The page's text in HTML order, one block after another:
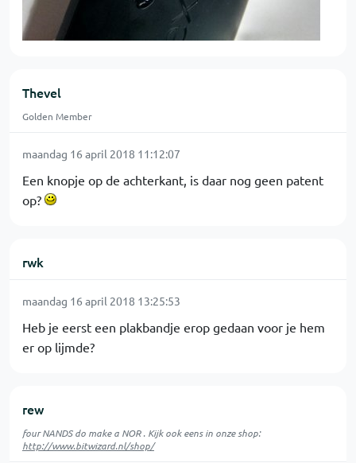
Thevel
Golden Member
maandag 16 april 2018 11:12:07
Een knopje op de achterkant, is daar nog geen patent
op?
rwk
maandag 16 april 2018 13:25:53
Heb je eerst een plakbandje erop gedaan voor je hem
er op lijmde?
rew
four NANDS do make a NOR . Kijk ook eens in onze shop:
http://www.bitwizard.nl/shop/